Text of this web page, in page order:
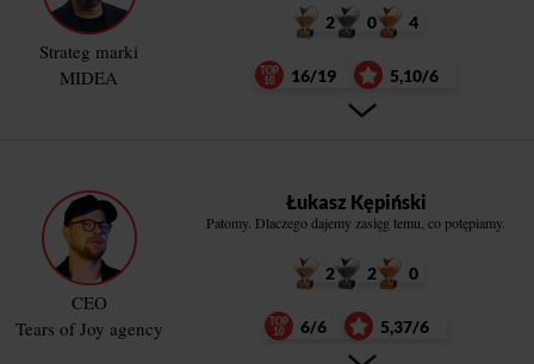
Strateg marki
MIDEA
2 0 4
16/19 5,10/6
CEO
Tears of Joy agency
Łukasz Kępiński
Patomy. Dlaczego dajemy zasięg temu, co potępiamy.
2 2 0
6/6 5,37/6